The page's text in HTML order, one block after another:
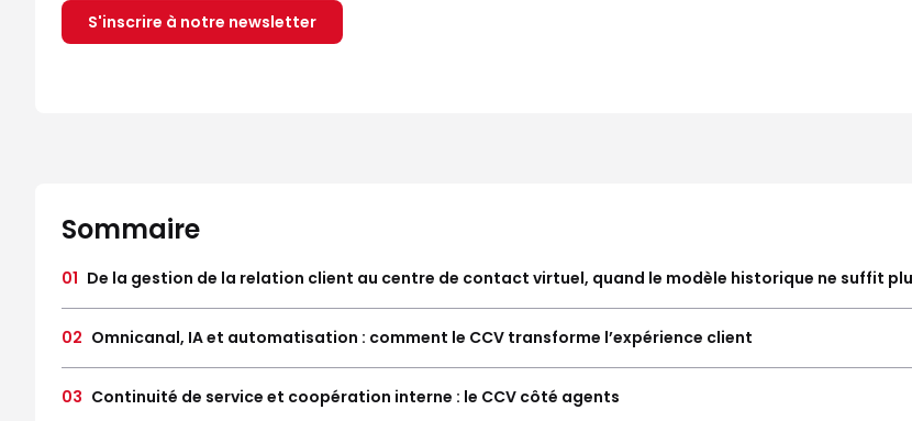
S'inscrire à notre newsletter
Sommaire
01 De la gestion de la relation client au centre de contact virtuel, quand le modèle historique ne suffit
02 Omnicanal, IA et automatisation : comment le CCV transforme l’expérience client
03 Continuité de service et coopération interne : le CCV côté agents